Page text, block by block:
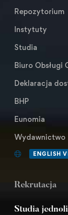
Repozytorium
Instytuty
Studia
Biuro Obsługi
Deklaracja
BHP
Eunomia
Wydawnictwo
ENGLISH
Rekrutacja
Studia